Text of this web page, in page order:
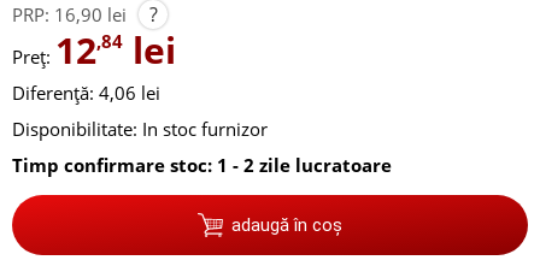
PRP: 16,90 lei ?
Preț: 12,84 lei
Diferență: 4,06 lei
Disponibilitate: In stoc furnizor
Timp confirmare stoc: 1 - 2 zile lucratoare
adaugă în coș